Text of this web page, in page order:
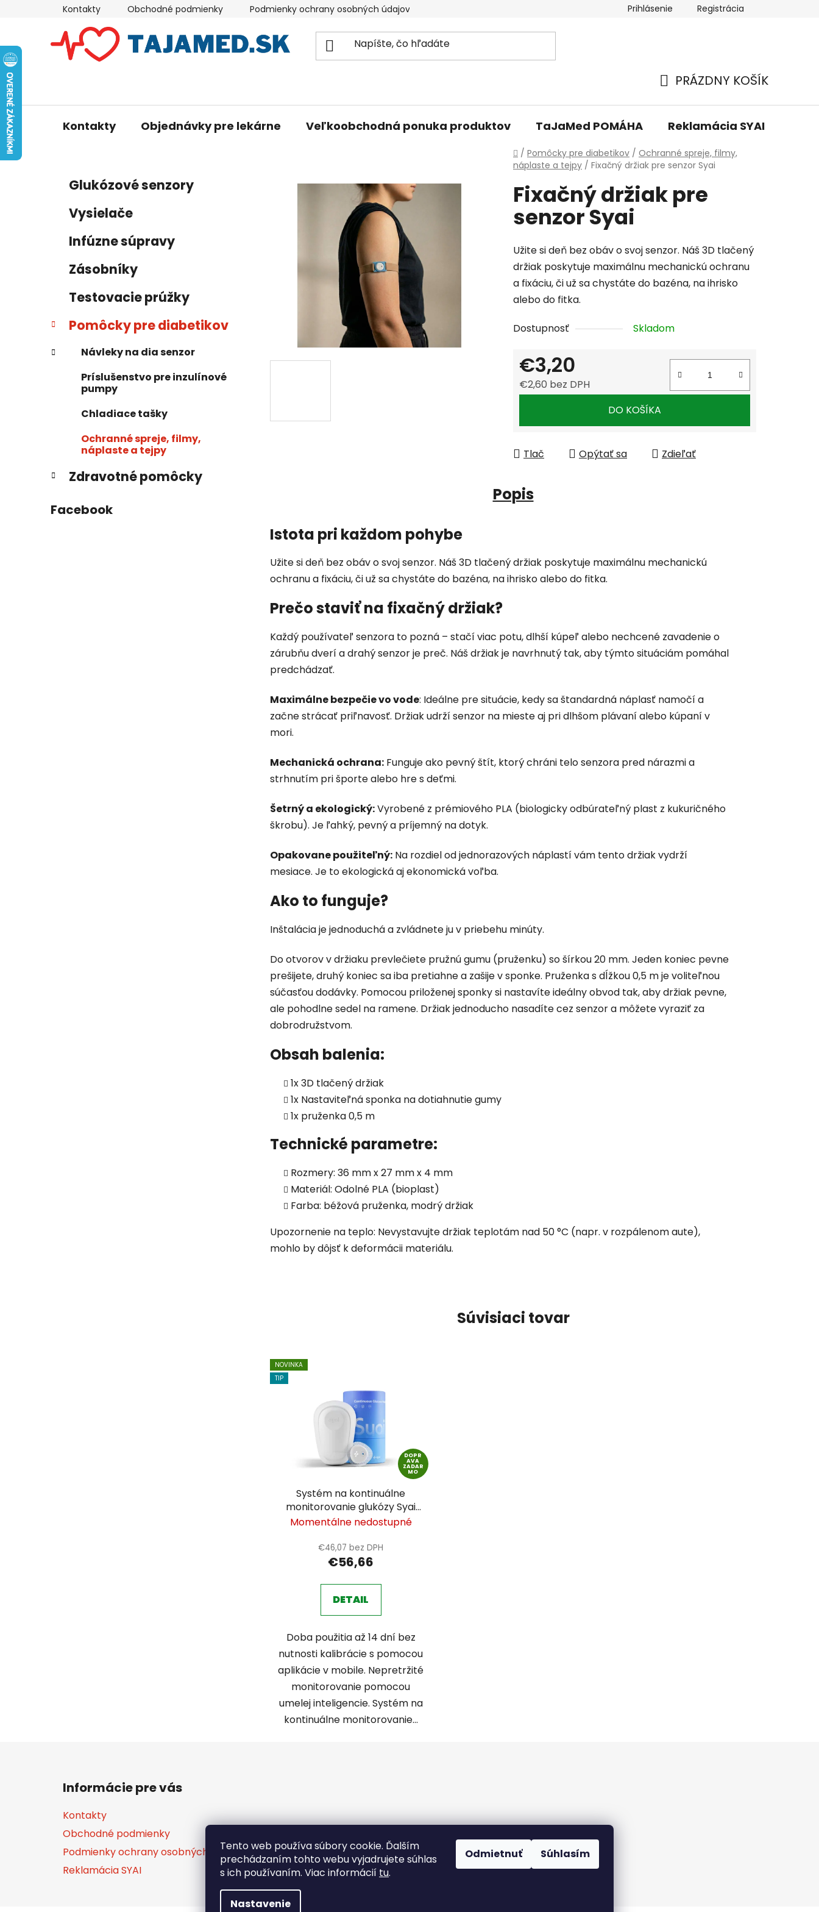
Tento web používa súbory cookie. Ďalším
prechádzaním tohto webu vyjadrujete súhlas
s ich používaním. Viac informácií tu.
Nastavenie
Odmietnuť Súhlasím
Kontakty Obchodné podmienky Podmienky ochrany osobných údajov Prihlásenie Registrácia
KOŠÍK
PRÁZDNY KOŠÍK
Kontakty Objednávky pre lekárne Veľkoobchodná ponuka produktov TaJaMed POMÁHA Reklamácia SYAI
Domov
/ Pomôcky pre diabetikov / Ochranné spreje, filmy,
náplaste a tejpy / Fixačný držiak pre senzor Syai
l
Preskočiť
kategórie
Glukózové senzory
Vysielače
Infúzne súpravy
Zásobníky
Testovacie prúžky
Pomôcky pre diabetikov
Návleky na dia senzor
Príslušenstvo pre inzulínové
pumpy
Chladiace tašky
Ochranné spreje, filmy,
náplaste a tejpy
Zdravotné pomôcky
Facebook
Fixačný držiak pre
senzor Syai
Užite si deň bez obáv o svoj senzor. Náš 3D tlačený
držiak poskytuje maximálnu mechanickú ochranu
a fixáciu, či už sa chystáte do bazéna, na ihrisko
alebo do fitka.
Dostupnosť Skladom
€3,20
€2,60 bez DPH
DO KOŠÍKA
Tlač Opýtať sa Zdieľať
Popis
Istota pri každom pohybe
Užite si deň bez obáv o svoj senzor. Náš 3D tlačený držiak poskytuje maximálnu mechanickú
ochranu a fixáciu, či už sa chystáte do bazéna, na ihrisko alebo do fitka.
Prečo staviť na fixačný držiak?
Každý používateľ senzora to pozná – stačí viac potu, dlhší kúpeľ alebo nechcené zavadenie o
zárubňu dverí a drahý senzor je preč. Náš držiak je navrhnutý tak, aby týmto situáciám pomáhal
predchádzať.
Maximálne bezpečie vo vode: Ideálne pre situácie, kedy sa štandardná náplasť namočí a
začne strácať priľnavosť. Držiak udrží senzor na mieste aj pri dlhšom plávaní alebo kúpaní v
mori.
Mechanická ochrana: Funguje ako pevný štít, ktorý chráni telo senzora pred nárazmi a
strhnutím pri športe alebo hre s deťmi.
Šetrný a ekologický:Vyrobené z prémiového PLA (biologicky odbúrateľný plast z kukuričného
škrobu). Je ľahký, pevný a príjemný na dotyk.
Opakovane použiteľný: Na rozdiel od jednorazových náplastí vám tento držiak vydrží
mesiace. Je to ekologická aj ekonomická voľba.
Ako to funguje?
Inštalácia je jednoduchá a zvládnete ju v priebehu minúty.
Do otvorov v držiaku prevlečiete pružnú gumu (pruženku) so šírkou 20 mm. Jeden koniec pevne
prešijete, druhý koniec sa iba pretiahne a zašije v sponke. Pruženka s dĺžkou 0,5 m je voliteľnou
súčasťou dodávky. Pomocou priloženej sponky si nastavíte ideálny obvod tak, aby držiak pevne,
ale pohodlne sedel na ramene. Držiak jednoducho nasadíte cez senzor a môžete vyraziť za
dobrodružstvom.
Obsah balenia:
1x 3D tlačený držiak
1x Nastaviteľná sponka na dotiahnutie gumy
1x pruženka 0,5 m
Technické parametre:
Rozmery: 36 mm x 27 mm x 4 mm
Materiál: Odolné PLA (bioplast)
Farba: béžová pruženka, modrý držiak
Upozornenie na teplo: Nevystavujte držiak teplotám nad 50 °C (napr. v rozpálenom aute),
mohlo by dôjsť k deformácii materiálu.
Súvisiaci tovar
NOVINKA
TIP
DOPR
AVA
ZADAR
MO
Systém na kontinuálne
monitorovanie glukózy Syai
(14 dňový)
Momentálne nedostupné
€46,07 bez DPH
€56,66
DETAIL
Doba použitia až 14 dní bez
nutnosti kalibrácie s pomocou
aplikácie v mobile. Nepretržité
monitorovanie pomocou
umelej inteligencie. Systém na
kontinuálne monitorovanie...
Informácie pre vás
Kontakty
Obchodné podmienky
Podmienky ochrany osobných údajov
Reklamácia SYAI